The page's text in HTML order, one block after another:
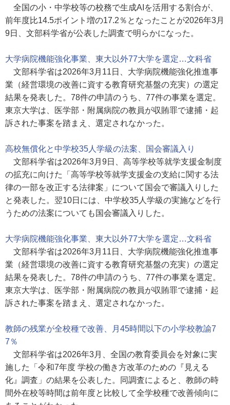
全国の小・中学校等の校務で生成AIを活用する割合が、
前年度比14.5ポイント増の17.2％となったことが2026年3月
9日、文部科学省が公表した調査で明らかになった。
大学病院機能強化事業、東大以外77大学を選定…文科省
文部科学省は2026年3月11日、大学病院機能強化推進事
業（経営環境の改善に資する教育研究基盤の充実）の選定
結果を発表した。78件の申請のうち、77件の事業を選定。
東京大学は、医学部・附属病院の教員が収賄罪で逮捕・起
訴された事案を踏まえ、選定されなかった。
高校無償化と中学校35人学級の法案、国会審議入り
文部科学省は2026年3月9日、高等学校等就学支援金制度
の拡充に向けた「高等学校等就学支援金の支給に関する法
律の一部を改正する法律案」について国会で審議入りした
と発表した。翌10日には、中学校35人学級の実施などを行
うための法案についても国会審議入りした。
大学病院機能強化事業、東大以外77大学を選定…文科省
文部科学省は2026年3月11日、大学病院機能強化推進事
業（経営環境の改善に資する教育研究基盤の充実）の選定
結果を発表した。78件の申請のうち、77件の事業を選定。
東京大学は、医学部・附属病院の教員が収賄罪で逮捕・起
訴された事案を踏まえ、選定されなかった。
教師の残業が全校種で改善、月45時間以下の小学校教諭7
7％
文部科学省は2026年3月、全国の教育委員会を対象に実
施した「令和7年度 学校の働き方改革のための『見える
化』調査」の結果を公表した。同調査によると、教師の時
間外在校等時間は前年度と比較して全学校種で改善傾向に